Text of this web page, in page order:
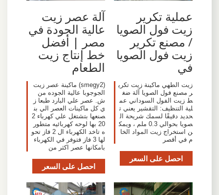
عملية تكرير
زيت فول الصويا
/ مصنع تكرير
زيت فول الصويا
في
زيت الطهي ماكينة زيت تكري
ر مصنع فول الصويا آلة ضغ
ط زيت الفول السوداني عم
لية التنظيف: التقشير يعني ت
حديد دقيقًا لسمك شريحة ال
صويا بحوالي 0.3 ملم ، ويمك
ن استخراج زيت المواد الخا
م في أقصر
احصل على السعر
آلة عصر زيت
عالية الجودة في
مصر | أفضل
خط إنتاج زيت
الطعام
(smegy2) ماكينة عصر زيت
الجوجوبا عالية الجوده من
ش. عصر علي البارد طبعا ز
ي كل ماكينات العصر الي بن
صنعها بتشتغل علي كهرباء 2
20 بها لوحه كهربائيه متطور
ه تاخد الكهرباء ال 2 فاز تحو
لها 3 فاز فتوفر في الكهرباء
بامكانها عصر اكثر من
احصل على السعر